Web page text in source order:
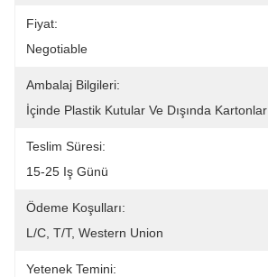
Fiyat:
Negotiable
Ambalaj Bilgileri:
İçinde Plastik Kutular Ve Dışında Kartonlar
Teslim Süresi:
15-25 Iş Günü
Ödeme Koşulları:
L/C, T/T, Western Union
Yetenek Temini: